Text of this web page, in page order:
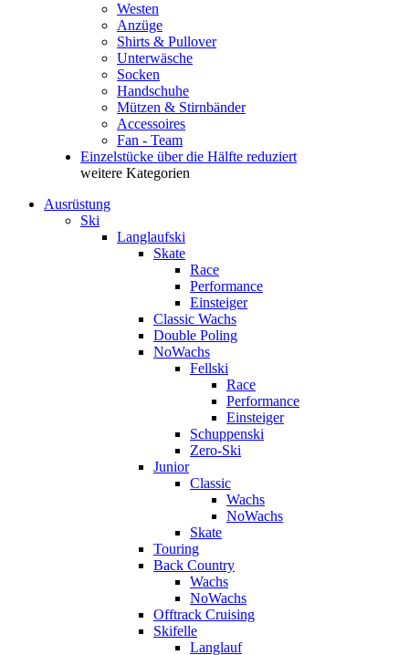
Westen
Anzüge
Shirts & Pullover
Unterwäsche
Socken
Handschuhe
Mützen & Stirnbänder
Accessoires
Fan - Team
Einzelstücke über die Hälfte reduziert
weitere Kategorien
Ausrüstung
Ski
Langlaufski
Skate
Race
Performance
Einsteiger
Classic Wachs
Double Poling
NoWachs
Fellski
Race
Performance
Einsteiger
Schuppenski
Zero-Ski
Junior
Classic
Wachs
NoWachs
Skate
Touring
Back Country
Wachs
NoWachs
Offtrack Cruising
Skifelle
Langlauf